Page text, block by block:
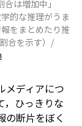
は増加中」
的な推理がうま
をまとめたり推
合を示す）/
メディアにつ
，ひっきりな
の断片をぼく